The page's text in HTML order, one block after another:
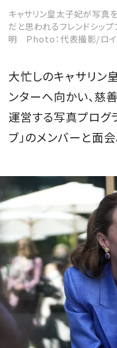
キャサリン皇太子妃が写真
だと思われるフレンドシッ
明 Photo：代表撮影/ロイ
大忙しのキャサリン
ンターへ向かい、慈
運営する写真プログ
ブ」のメンバーと面会